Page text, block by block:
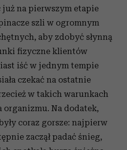
już na pierwszym etapie
szli w ogromnym
aby zdobyć słynną
fizyczne klientów
iść w jednym tempie
czekać na ostatnie
w takich warunkach
Na dodatek,
coraz gorsze: najpierw
zaczął padać śnieg,